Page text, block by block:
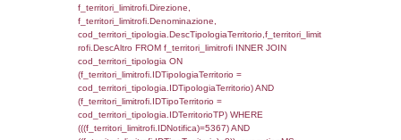
cod_territori_tipologia.IDTerritorioTP )
((f_territori_limitrofi.IDNotifica) = 5367 ) AND
cod_territori_tipologia.IDTerritorioTP = 1)
executionMS: 0.054829835891724
sql: SELECT f_territori_limitrofi.Distanza,